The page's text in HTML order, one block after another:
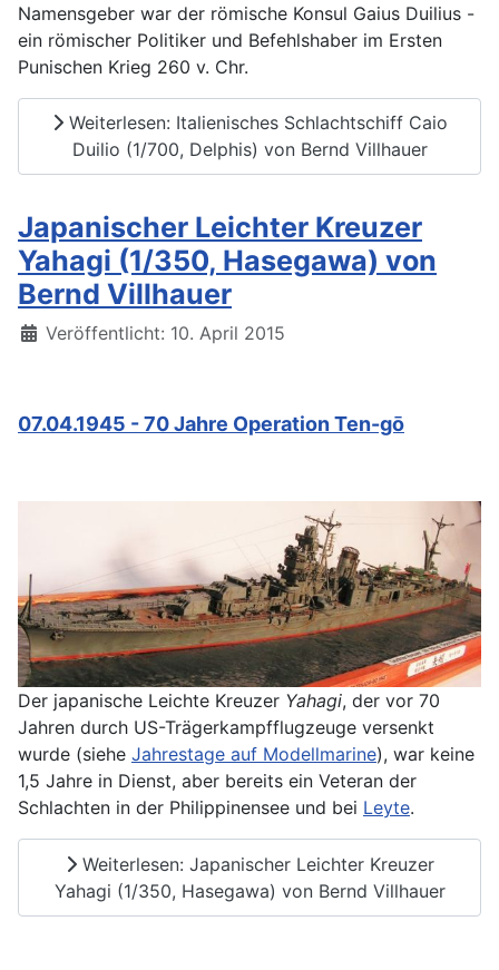
Namensgeber war der römische Konsul Gaius Duilius -
ein römischer Politiker und Befehlshaber im Ersten
Punischen Krieg 260 v. Chr.
Weiterlesen: Italienisches Schlachtschiff Caio
Duilio (1/700, Delphis) von Bernd Villhauer
Japanischer Leichter Kreuzer
Yahagi (1/350, Hasegawa) von
Bernd Villhauer
Details
Veröffentlicht: 10. April 2015
07.04.1945 - 70 Jahre Operation Ten-gō
Der japanische Leichte Kreuzer Yahagi, der vor 70
Jahren durch US-Trägerkampfflugzeuge versenkt
wurde (siehe Jahrestage auf Modellmarine), war keine
1,5 Jahre in Dienst, aber bereits ein Veteran der
Schlachten in der Philippinensee und bei Leyte.
Weiterlesen: Japanischer Leichter Kreuzer
Yahagi (1/350, Hasegawa) von Bernd Villhauer